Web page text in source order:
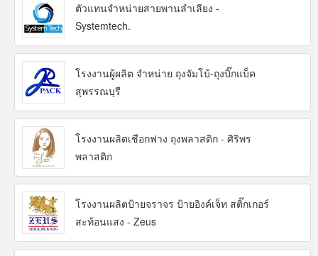
ตัวแทนจำหน่ายสายพานลำเลียง -
Systemtech.
โรงงานผู้ผลิต จำหน่าย ถุงจัมโบ้-ถุงบิ๊กแบ็ค
สุพรรณบุรี
โรงงานผลิตเชือกฟาง ถุงพลาสติก - ศิริพร
พลาสติก
โรงงานผลิตป้ายจราจร ป้ายอิงค์เจ็ท สติ๊กเกอร์
สะท้อนแสง - Zeus